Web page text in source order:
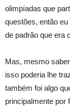
olimpíadas que
questões, então
de padrão que era
Mas, mesmo
isso poderia lhe
também foi algo
principalmente por